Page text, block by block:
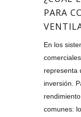
PARA
En los
representa
inversión.
comunes: